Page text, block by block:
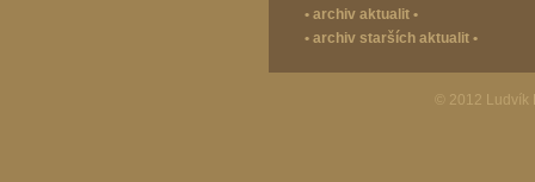
• archiv aktualit •
• archiv starších aktualit •
© 2012